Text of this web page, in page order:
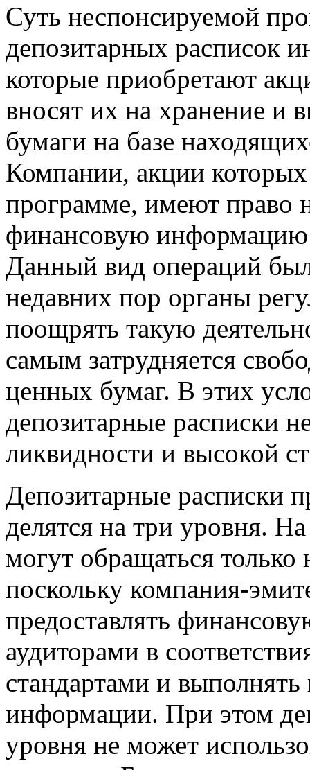
Суть неспонсируемой
депозитарных расписок
которые приобретают
вносят их на хранение и
бумаги на базе
Компании, акции
программе, имеют право
финансовую информацию
Данный вид операций
недавних пор органы
поощрять такую
самым затрудняется
ценных бумаг. В этих
депозитарные расписки
ликвидности и высокой
Депозитарные расписки
делятся на три уровня.
могут обращаться
поскольку компания-
предоставлять
аудиторами в
стандартами и
информации. При этом
уровня не может